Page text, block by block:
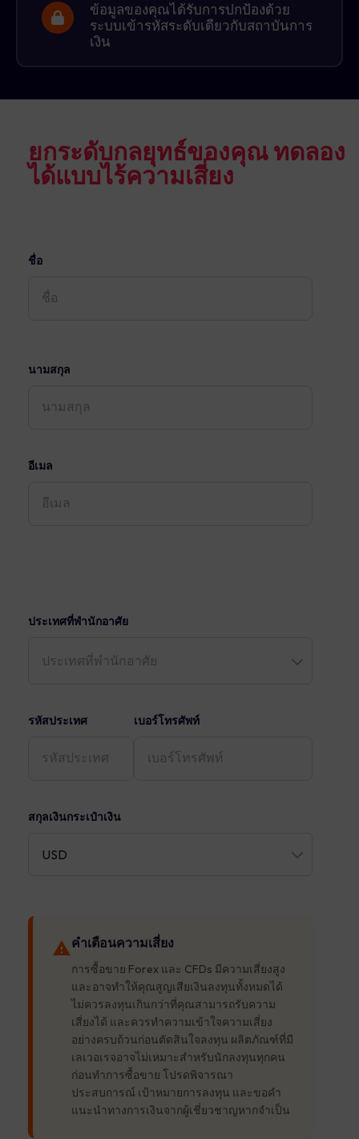
ข้อมูลของคุณได้รับการปกป้องด้วย
ระบบเข้ารหัสระดับเดียวกับสถาบันการ
เงิน
ยกระดับกลยุทธ์ของคุณ ทดลอง
ได้แบบไร้ความเสี่ยง
ชื่อ
นามสกุล
อีเมล
ประเทศที่พำนักอาศัย
รหัสประเทศ เบอร์โทรศัพท์
สกุลเงินกระเป๋าเงิน
คำเตือนความเสี่ยง
การซื้อขาย Forex และ CFDs มีความเสี่ยงสูง
และอาจทำให้คุณสูญเสียเงินลงทุนทั้งหมดได้
ไม่ควรลงทุนเกินกว่าที่คุณสามารถรับความ
เสี่ยงได้ และควรทำความเข้าใจความเสี่ยง
อย่างครบถ้วนก่อนตัดสินใจลงทุน ผลิตภัณฑ์ที่มี
เลเวอเรจอาจไม่เหมาะสำหรับนักลงทุนทุกคน
ก่อนทำการซื้อขาย โปรดพิจารณา
ประสบการณ์ เป้าหมายการลงทุน และขอคำ
แนะนำทางการเงินจากผู้เชี่ยวชาญหากจำเป็น